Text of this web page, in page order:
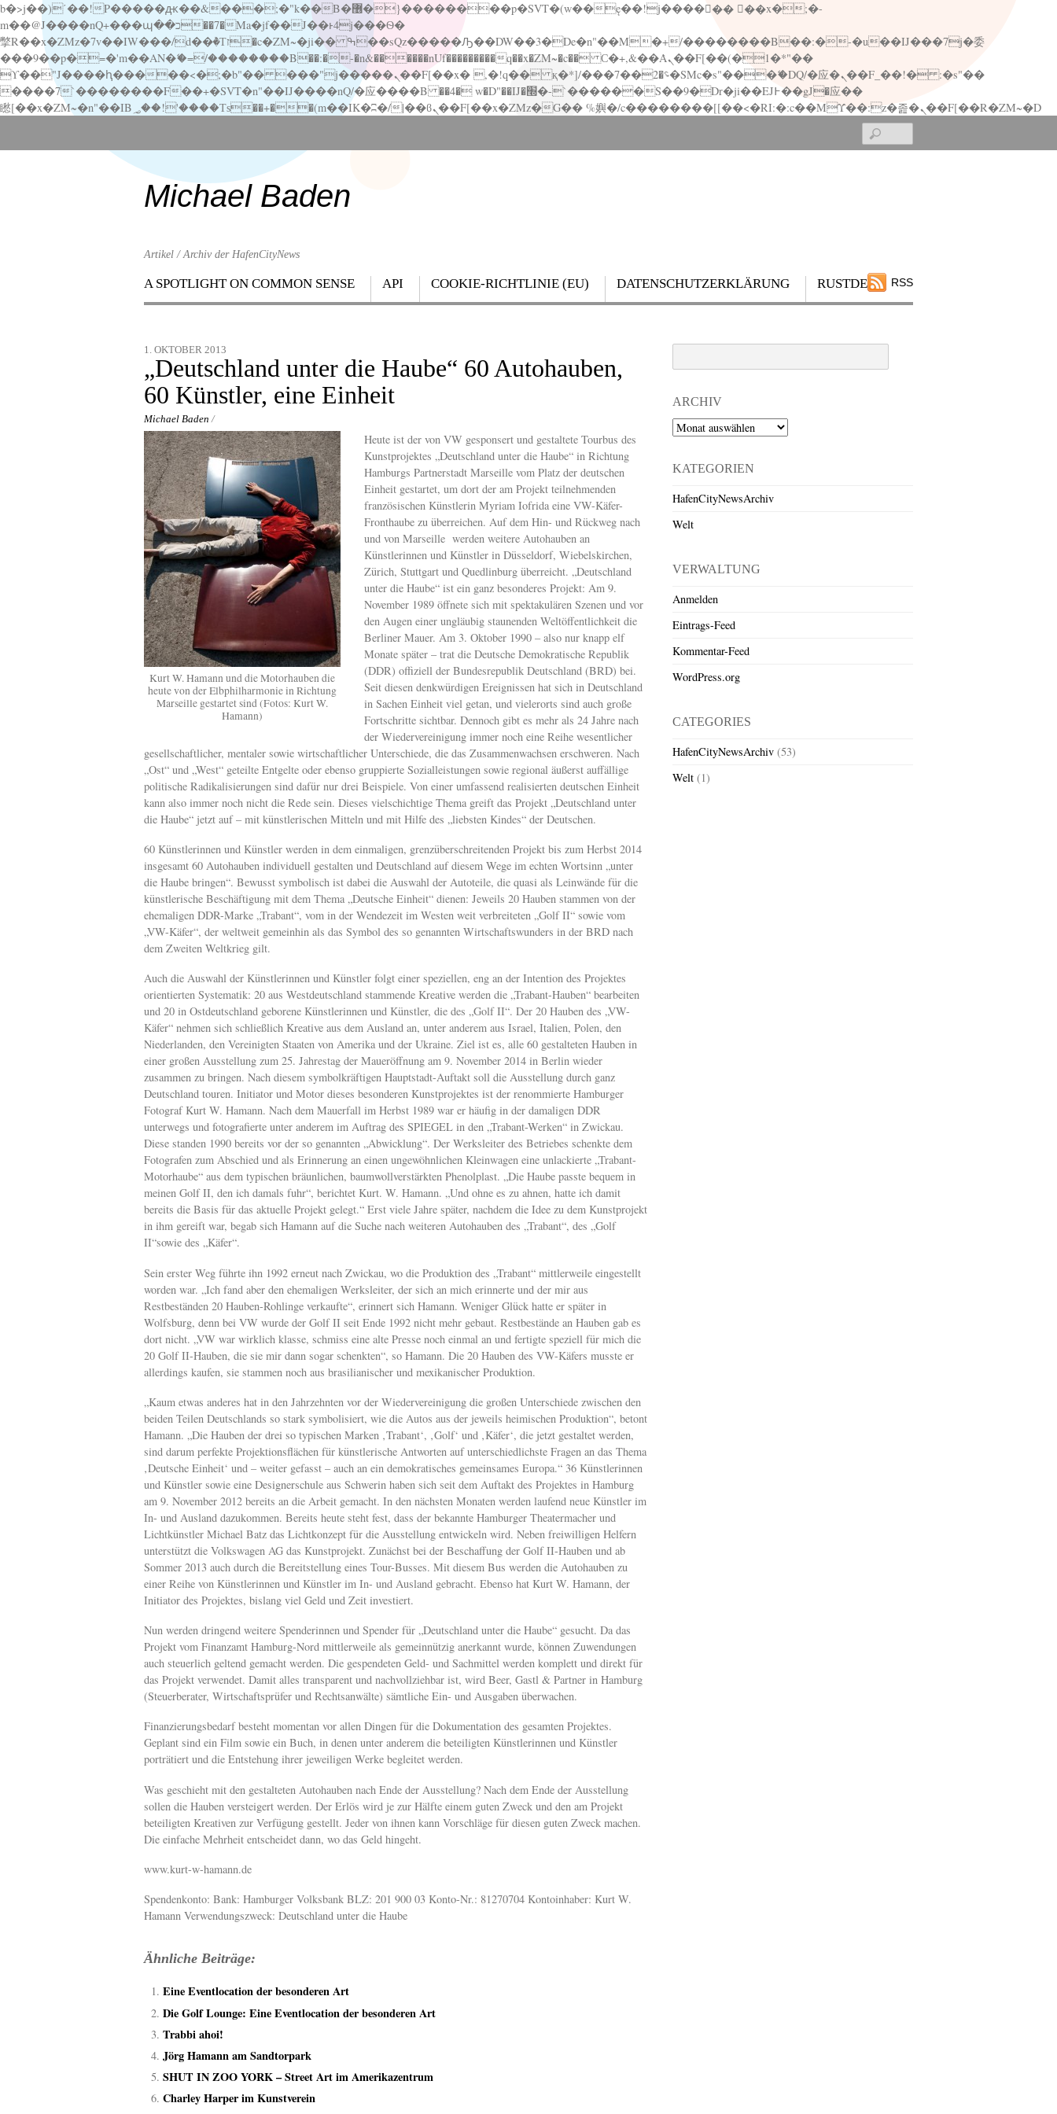
b�>j��)΄��!P�����ԫ��&���;�"k��B�޶�}��������p�SVT�(w��ę��!j������ ��x�;�-
m��@J����nQ+���պ��כ��7�Ma�jf��J��ͱ4j���Ѳ�
撆R��x�ZMz�7v��IW���/d��ٞ�Тז�c�ZM~�ji�� ߒ��sQz�����Ԡ��DW��3�De�n"��M�+/��������B��:�-�u��IJ���7j�委
���9��p�=�'m��AN�ޭ�=/��������B��:�-�n&������nUf���������q��x�ZM~�c�� Ϲ�+,&��Ὰܢ��F[��(�1�*"��
ϒ��"J����ԧ�����<�;�b"�� ���"j�����ܢ��F[��x� ,�!q�� қ�*]/���؝�2��7�SMc�s"���ޭ�DQ/�应�ܢ��F_��!� :�s"��
����7`��������F��+�SVT�n"��IJ����nQ/�应����B ��4� w�D"��IJ�׭�-`������S��9�Dr�ji��EJ߅��gJ�应��
矁[��x�ZM~�n"��IB؃��!'����Тѕ��+��(m��IK�ʭ�/|��ϐܢ��F[��x�ZMz�G�� %嬩�/c��������[[��<�RI:�:c��MΎ��:z�졾�ܢ��F[��R�ZM~�D
down
Michael Baden
Artikel / Archiv der HafenCityNews
RSS
Menu
A SPOTLIGHT ON COMMON SENSE API COOKIE-RICHTLINIE (EU) DATENSCHUTZERKLÄRUNG RUSTDESK
Scroll
content
1. OKTOBER 2013
„Deutschland unter die Haube“ 60 Autohauben,
60 Künstler, eine Einheit
Michael Baden /
Kurt W. Hamann und die Motorhauben die
heute von der Elbphilharmonie in Richtung
Marseille gestartet sind (Fotos: Kurt W.
Hamann)
Heute ist der von VW gesponsert und gestaltete Tourbus des
Kunstprojektes „Deutschland unter die Haube“ in Richtung
Hamburgs Partnerstadt Marseille vom Platz der deutschen
Einheit gestartet, um dort der am Projekt teilnehmenden
französischen Künstlerin Myriam Iofrida eine VW-Käfer-
Fronthaube zu überreichen. Auf dem Hin- und Rückweg nach
und von Marseille werden weitere Autohauben an
Künstlerinnen und Künstler in Düsseldorf, Wiebelskirchen,
Zürich, Stuttgart und Quedlinburg überreicht. „Deutschland
unter die Haube“ ist ein ganz besonderes Projekt: Am 9.
November 1989 öffnete sich mit spektakulären Szenen und vor
den Augen einer ungläubig staunenden Weltöffentlichkeit die
Berliner Mauer. Am 3. Oktober 1990 – also nur knapp elf
Monate später – trat die Deutsche Demokratische Republik
(DDR) offiziell der Bundesrepublik Deutschland (BRD) bei.
Seit diesen denkwürdigen Ereignissen hat sich in Deutschland
in Sachen Einheit viel getan, und vielerorts sind auch große
Fortschritte sichtbar. Dennoch gibt es mehr als 24 Jahre nach
der Wiedervereinigung immer noch eine Reihe wesentlicher
gesellschaftlicher, mentaler sowie wirtschaftlicher Unterschiede, die das Zusammenwachsen erschweren. Nach
„Ost“ und „West“ geteilte Entgelte oder ebenso gruppierte Sozialleistungen sowie regional äußerst auffällige
politische Radikalisierungen sind dafür nur drei Beispiele. Von einer umfassend realisierten deutschen Einheit
kann also immer noch nicht die Rede sein. Dieses vielschichtige Thema greift das Projekt „Deutschland unter
die Haube“ jetzt auf – mit künstlerischen Mitteln und mit Hilfe des „liebsten Kindes“ der Deutschen.
60 Künstlerinnen und Künstler werden in dem einmaligen, grenzüberschreitenden Projekt bis zum Herbst 2014
insgesamt 60 Autohauben individuell gestalten und Deutschland auf diesem Wege im echten Wortsinn „unter
die Haube bringen“. Bewusst symbolisch ist dabei die Auswahl der Autoteile, die quasi als Leinwände für die
künstlerische Beschäftigung mit dem Thema „Deutsche Einheit“ dienen: Jeweils 20 Hauben stammen von der
ehemaligen DDR-Marke „Trabant“, vom in der Wendezeit im Westen weit verbreiteten „Golf II“ sowie vom
„VW-Käfer“, der weltweit gemeinhin als das Symbol des so genannten Wirtschaftswunders in der BRD nach
dem Zweiten Weltkrieg gilt.
Auch die Auswahl der Künstlerinnen und Künstler folgt einer speziellen, eng an der Intention des Projektes
orientierten Systematik: 20 aus Westdeutschland stammende Kreative werden die „Trabant-Hauben“ bearbeiten
und 20 in Ostdeutschland geborene Künstlerinnen und Künstler, die des „Golf II“. Der 20 Hauben des „VW-
Käfer“ nehmen sich schließlich Kreative aus dem Ausland an, unter anderem aus Israel, Italien, Polen, den
Niederlanden, den Vereinigten Staaten von Amerika und der Ukraine. Ziel ist es, alle 60 gestalteten Hauben in
einer großen Ausstellung zum 25. Jahrestag der Maueröffnung am 9. November 2014 in Berlin wieder
zusammen zu bringen. Nach diesem symbolkräftigen Hauptstadt-Auftakt soll die Ausstellung durch ganz
Deutschland touren. Initiator und Motor dieses besonderen Kunstprojektes ist der renommierte Hamburger
Fotograf Kurt W. Hamann. Nach dem Mauerfall im Herbst 1989 war er häufig in der damaligen DDR
unterwegs und fotografierte unter anderem im Auftrag des SPIEGEL in den „Trabant-Werken“ in Zwickau.
Diese standen 1990 bereits vor der so genannten „Abwicklung“. Der Werksleiter des Betriebes schenkte dem
Fotografen zum Abschied und als Erinnerung an einen ungewöhnlichen Kleinwagen eine unlackierte „Trabant-
Motorhaube“ aus dem typischen bräunlichen, baumwollverstärkten Phenolplast. „Die Haube passte bequem in
meinen Golf II, den ich damals fuhr“, berichtet Kurt. W. Hamann. „Und ohne es zu ahnen, hatte ich damit
bereits die Basis für das aktuelle Projekt gelegt.“ Erst viele Jahre später, nachdem die Idee zu dem Kunstprojekt
in ihm gereift war, begab sich Hamann auf die Suche nach weiteren Autohauben des „Trabant“, des „Golf
II“sowie des „Käfer“.
Sein erster Weg führte ihn 1992 erneut nach Zwickau, wo die Produktion des „Trabant“ mittlerweile eingestellt
worden war. „Ich fand aber den ehemaligen Werksleiter, der sich an mich erinnerte und der mir aus
Restbeständen 20 Hauben-Rohlinge verkaufte“, erinnert sich Hamann. Weniger Glück hatte er später in
Wolfsburg, denn bei VW wurde der Golf II seit Ende 1992 nicht mehr gebaut. Restbestände an Hauben gab es
dort nicht. „VW war wirklich klasse, schmiss eine alte Presse noch einmal an und fertigte speziell für mich die
20 Golf II-Hauben, die sie mir dann sogar schenkten“, so Hamann. Die 20 Hauben des VW-Käfers musste er
allerdings kaufen, sie stammen noch aus brasilianischer und mexikanischer Produktion.
„Kaum etwas anderes hat in den Jahrzehnten vor der Wiedervereinigung die großen Unterschiede zwischen den
beiden Teilen Deutschlands so stark symbolisiert, wie die Autos aus der jeweils heimischen Produktion“, betont
Hamann. „Die Hauben der drei so typischen Marken ‚Trabant‘, ‚Golf‘ und ‚Käfer‘, die jetzt gestaltet werden,
sind darum perfekte Projektionsflächen für künstlerische Antworten auf unterschiedlichste Fragen an das Thema
‚Deutsche Einheit‘ und – weiter gefasst – auch an ein demokratisches gemeinsames Europa.“ 36 Künstlerinnen
und Künstler sowie eine Designerschule aus Schwerin haben sich seit dem Auftakt des Projektes in Hamburg
am 9. November 2012 bereits an die Arbeit gemacht. In den nächsten Monaten werden laufend neue Künstler im
In- und Ausland dazukommen. Bereits heute steht fest, dass der bekannte Hamburger Theatermacher und
Lichtkünstler Michael Batz das Lichtkonzept für die Ausstellung entwickeln wird. Neben freiwilligen Helfern
unterstützt die Volkswagen AG das Kunstprojekt. Zunächst bei der Beschaffung der Golf II-Hauben und ab
Sommer 2013 auch durch die Bereitstellung eines Tour-Busses. Mit diesem Bus werden die Autohauben zu
einer Reihe von Künstlerinnen und Künstler im In- und Ausland gebracht. Ebenso hat Kurt W. Hamann, der
Initiator des Projektes, bislang viel Geld und Zeit investiert.
Nun werden dringend weitere Spenderinnen und Spender für „Deutschland unter die Haube“ gesucht. Da das
Projekt vom Finanzamt Hamburg-Nord mittlerweile als gemeinnützig anerkannt wurde, können Zuwendungen
auch steuerlich geltend gemacht werden. Die gespendeten Geld- und Sachmittel werden komplett und direkt für
das Projekt verwendet. Damit alles transparent und nachvollziehbar ist, wird Beer, Gastl & Partner in Hamburg
(Steuerberater, Wirtschaftsprüfer und Rechtsanwälte) sämtliche Ein- und Ausgaben überwachen.
Finanzierungsbedarf besteht momentan vor allen Dingen für die Dokumentation des gesamten Projektes.
Geplant sind ein Film sowie ein Buch, in denen unter anderem die beteiligten Künstlerinnen und Künstler
porträtiert und die Entstehung ihrer jeweiligen Werke begleitet werden.
Was geschieht mit den gestalteten Autohauben nach Ende der Ausstellung? Nach dem Ende der Ausstellung
sollen die Hauben versteigert werden. Der Erlös wird je zur Hälfte einem guten Zweck und den am Projekt
beteiligten Kreativen zur Verfügung gestellt. Jeder von ihnen kann Vorschläge für diesen guten Zweck machen.
Die einfache Mehrheit entscheidet dann, wo das Geld hingeht.
www.kurt-w-hamann.de
Spendenkonto: Bank: Hamburger Volksbank BLZ: 201 900 03 Konto-Nr.: 81270704 Kontoinhaber: Kurt W.
Hamann Verwendungszweck: Deutschland unter die Haube
Ähnliche Beiträge:
Eine Eventlocation der besonderen Art
Die Golf Lounge: Eine Eventlocation der besonderen Art
Trabbi ahoi!
Jörg Hamann am Sandtorpark
SHUT IN ZOO YORK – Street Art im Amerikazentrum
Charley Harper im Kunstverein
ARCHIV
Archiv
KATEGORIEN
HafenCityNewsArchiv
Welt
VERWALTUNG
Anmelden
Eintrags-Feed
Kommentar-Feed
WordPress.org
CATEGORIES
HafenCityNewsArchiv (53)
Welt (1)